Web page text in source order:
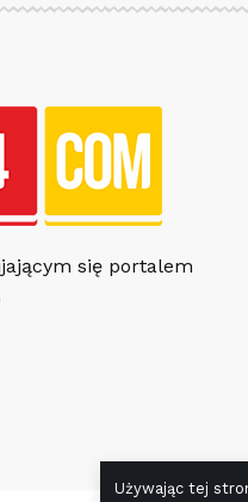
Używając tej
się portalem